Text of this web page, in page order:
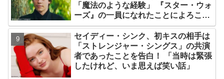
「魔法のような経験」 『スター・ウォ
ーズ』の一員になれたことによろこび
爆発
セイディー・シンク、初キスの相手は
「ストレンジャー・シングス」の共演
者であったことを告白！ 「当時は緊張
したけれど、いま思えば笑い話」